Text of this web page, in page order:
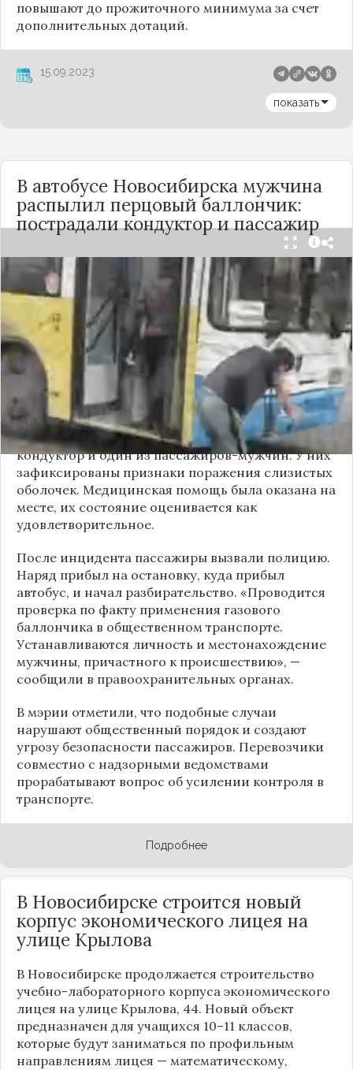
повышают до прожиточного минимума за счет
дополнительных дотаций.
15.09.2023
показать
В автобусе Новосибирска мужчина
распылил перцовый баллончик:
пострадали кондуктор и пассажир
Вечером 24 сентября в салоне автобуса маршрута
№18 в Новосибирске произошёл инцидент с
применением перцового баллончика. Как
сообщили очевидцы в
Telegram-канале
«Инцидент Новосибирск», неизвестный
мужчина с бородой сначала вступил в перепалку
с кондуктором, затем поссорился с другими
пассажирами. В ходе конфликта он достал
газовый баллончик и распылил его в салоне.
По предварительным данным, пострадали
кондуктор и один из пассажиров-мужчин. У них
зафиксированы признаки поражения слизистых
оболочек. Медицинская помощь была оказана на
месте, их состояние оценивается как
удовлетворительное.
После инцидента пассажиры вызвали полицию.
Наряд прибыл на остановку, куда прибыл
автобус, и начал разбирательство. «Проводится
проверка по факту применения газового
баллончика в общественном транспорте.
Устанавливаются личность и местонахождение
мужчины, причастного к происшествию», —
сообщили в правоохранительных органах.
В мэрии отметили, что подобные случаи
нарушают общественный порядок и создают
угрозу безопасности пассажиров. Перевозчики
совместно с надзорными ведомствами
прорабатывают вопрос об усилении контроля в
транспорте.
Подробнее
В Новосибирске строится новый
корпус экономического лицея на
улице Крылова
В Новосибирске продолжается строительство
учебно-лабораторного корпуса экономического
лицея на улице Крылова, 44. Новый объект
предназначен для учащихся 10–11 классов,
которые будут заниматься по профильным
направлениям лицея — математическому,